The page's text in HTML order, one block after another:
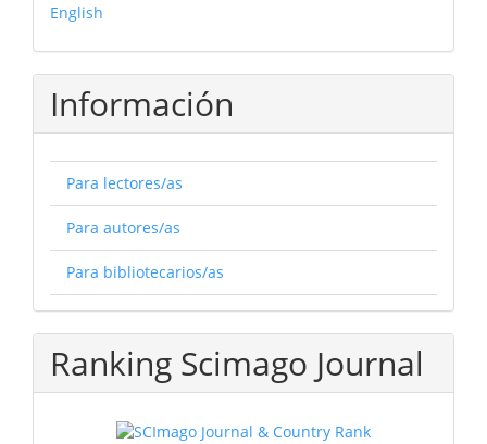
English
Información
Para lectores/as
Para autores/as
Para bibliotecarios/as
Ranking Scimago Journal